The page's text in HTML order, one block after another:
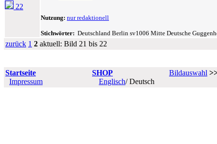
22
Nutzung: nur redaktionell
Stichwörter: Deutschland Berlin sv1006 Mitte Deutsche
zurück 1 2 aktuell: Bild 21 bis 22
Startseite SHOP Bildauswahl
Impressum
Englisch/ Deutsch